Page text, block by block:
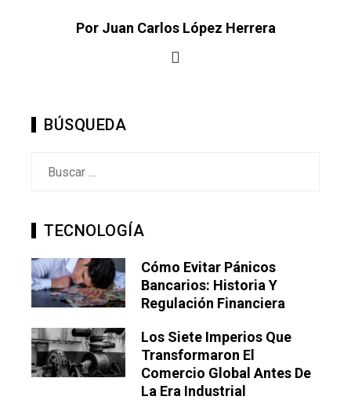
Por Juan Carlos López Herrera
BÚSQUEDA
TECNOLOGÍA
Cómo Evitar Pánicos
Bancarios: Historia Y
Regulación Financiera
Los Siete Imperios Que
Transformaron El
Comercio Global Antes De
La Era Industrial